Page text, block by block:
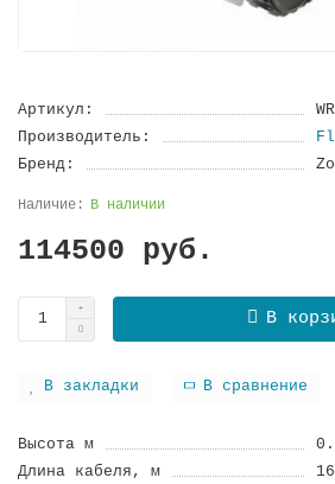
Артикул:
Производитель:
Бренд:
В наличии
114500 руб.
В
В закладки В сравнение
Высота м
Длина кабеля, м